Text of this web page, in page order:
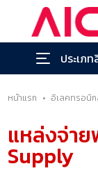
ประเภ
หน้าแรก • อิเลคทรอนิ
แหล่งจ่า
Supply